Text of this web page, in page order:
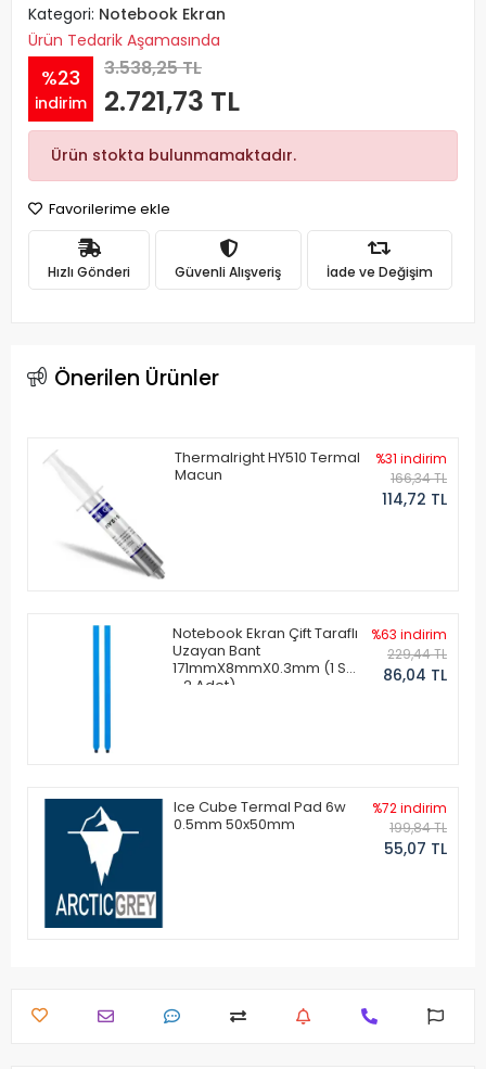
Kategori: Notebook Ekran
Ürün Tedarik Aşamasında
%23
indirim
3.538,25 TL
2.721,73 TL
Ürün stokta bulunmamaktadır.
Favorilerime ekle
Hızlı Gönderi Güvenli Alışveriş İade ve Değişim
Önerilen Ürünler
Thermalright HY510 Termal
Macun
%31 indirim
166,34 TL
114,72 TL
Notebook Ekran Çift Taraflı
Uzayan Bant
171mmX8mmX0.3mm (1 Set
- 2 Adet)
%63 indirim
229,44 TL
86,04 TL
Ice Cube Termal Pad 6w
0.5mm 50x50mm
%72 indirim
199,84 TL
55,07 TL